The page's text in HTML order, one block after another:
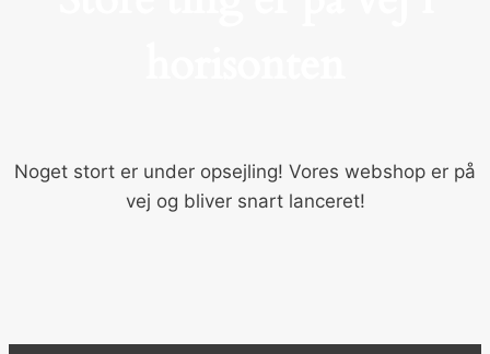
Noget stort er under opsejling! Vores webshop er på
vej og bliver snart lanceret!